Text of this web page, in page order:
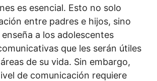
es esencial. Esto no solo
entre padres e hijos, sino
a los adolescentes
que les serán útiles
de su vida. Sin embargo,
de comunicación requiere